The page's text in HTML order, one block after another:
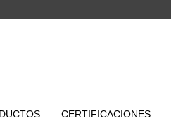
CERTIFICACIONES